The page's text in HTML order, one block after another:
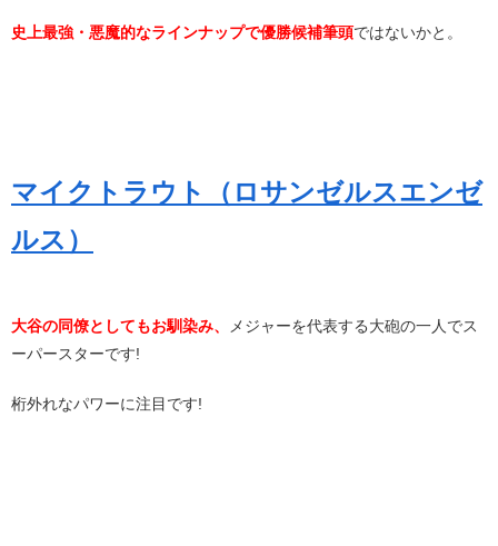
史上最強・悪魔的なラインナップで優勝候補筆頭ではないかと。
マイクトラウト（ロサンゼルスエンゼ
ルス）
大谷の同僚としてもお馴染み、
メジャーを代表する大砲の一人でス
ーパースターです!
桁外れなパワーに注目です!